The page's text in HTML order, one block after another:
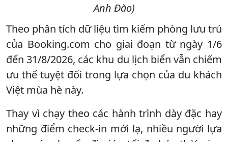
Anh Đào)
Theo phân tích dữ liệu tìm kiếm phòng lưu trú
của Booking.com cho giai đoạn từ ngày 1/6
đến 31/8/2026, các khu du lịch biển vẫn chiếm
ưu thế tuyệt đối trong lựa chọn của du khách
Việt mùa hè này.
Thay vì chạy theo các hành trình dày đặc hay
những điểm check-in mới lạ, nhiều người lựa